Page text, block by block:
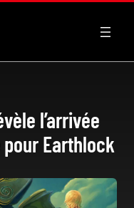
pour Earthlock